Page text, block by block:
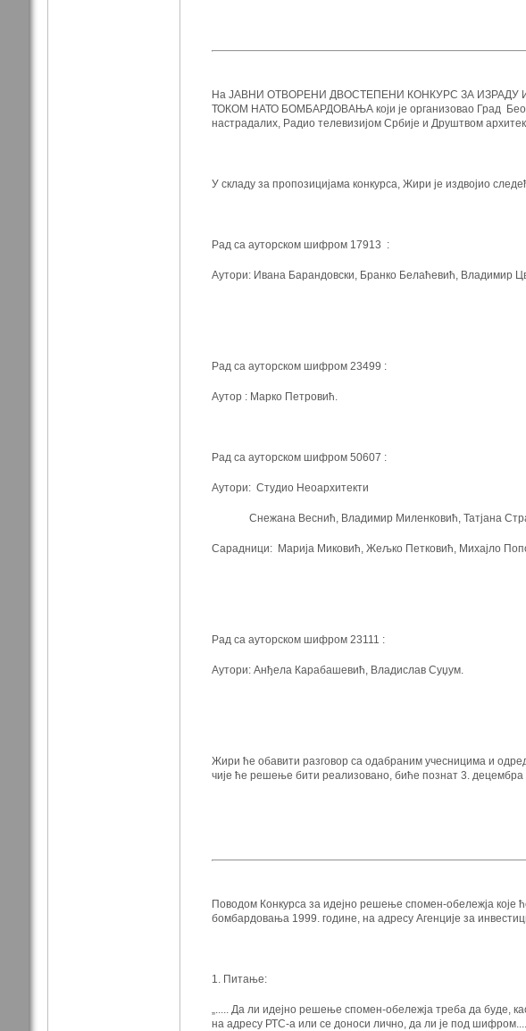
На ЈАВНИ ОТВОРЕНИ ДВОСТЕПЕНИ КОНКУРС ЗА
ТОКОМ НАТО БОМБАРДОВАЊА који је организовао Град
настрадалих, Радио телевизијом Србије и Друштвом
У складу за пропозицијама конкурса, Жири је издвојио
Рад са ауторском шифром 17913 :
Аутори: Ивана Барандовски, Бранко Белаћевић, Владимир
Рад са ауторском шифром 23499 :
Аутор : Марко Петровић.
Рад са ауторском шифром 50607 :
Аутори: Студио Неоархитекти
Снежана Веснић, Владимир Миленковић, Татјана
Сарадници: Марија Миковић, Жељко Петковић, Михајло
Рад са ауторском шифром 23111 :
Аутори: Анђела Карабашевић, Владислав Суџум.
Жири ће обавити разговор са одабраним учесницима и
чије ће решење бити реализовано, биће познат 3. децембра
Поводом Конкурса за идејно решење спомен-обележја које
бомбардовања 1999. године, на адресу Агенције за
1. Питање:
„..... Да ли идејно решење спомен-обележја треба да буде,
на адресу РТС-а или се доноси лично, да ли је под